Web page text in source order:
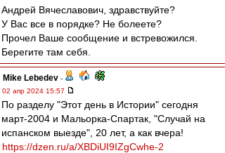
Андрей Вячеславович, здравствуйте?
У Вас все в порядке? Не болеете?
Прочел Ваше сообщение и встревожился.
Берегите там себя.
Mike Lebedev -
02 апр 2024 15:57
По разделу "Этот день в Истории" сегодня
март-2004 и Мальорка-Спартак, "Случай на
испанском выезде", 20 лет, а как вчера!
https://dzen.ru/a/XBDiUI9IZgCwhe-2